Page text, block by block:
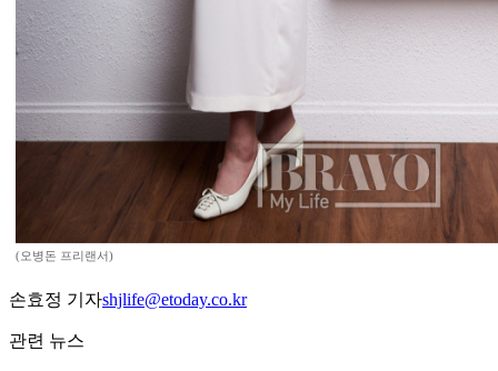
(오병돈 프리랜서)
손효정 기자shjlife@etoday.co.kr
관련 뉴스